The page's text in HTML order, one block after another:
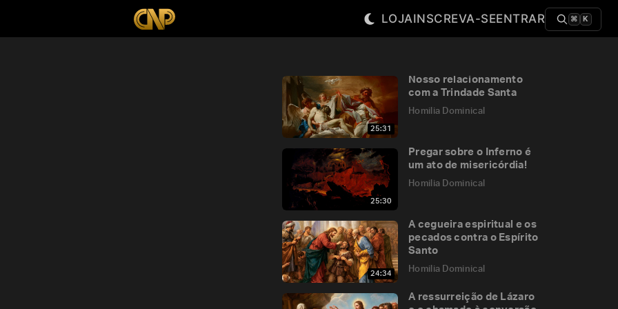
LOJAINSCREVA-SEENTRAR ⌘ K
25:31
Nosso relacionamento
com a Trindade Santa
Homilia Dominical
25:30
Pregar sobre o Inferno é
um ato de misericórdia!
Homilia Dominical
24:34
A cegueira espiritual e os
pecados contra o Espírito
Santo
Homilia Dominical
A ressurreição de Lázaro